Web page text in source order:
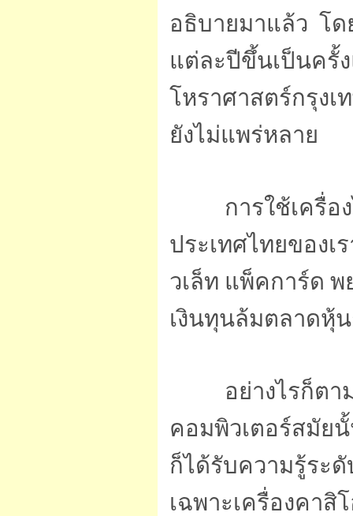
อธิบายมาแล้ว โด
แต่ละปีขึ้นเป็นครั้ง
โหราศาสตร์กรุง
ยังไม่แพร่หลาย
การใช้เครื่องไ
ประเทศไทยของเ
วเล็ท แพ็คการ์ด
เงินทุนล้มตลาดหุ้
อย่างไรก็ตาม
คอมพิวเตอร์สมัยนั้
ก็ได้รับความรู้ระ
เฉพาะเครื่องคา